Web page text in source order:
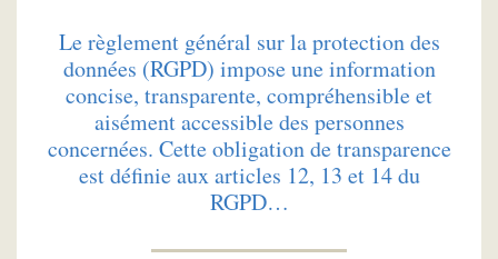
Le règlement général sur la protection des
données (RGPD) impose une information
concise, transparente, compréhensible et
aisément accessible des personnes
concernées. Cette obligation de transparence
est définie aux articles 12, 13 et 14 du
RGPD…